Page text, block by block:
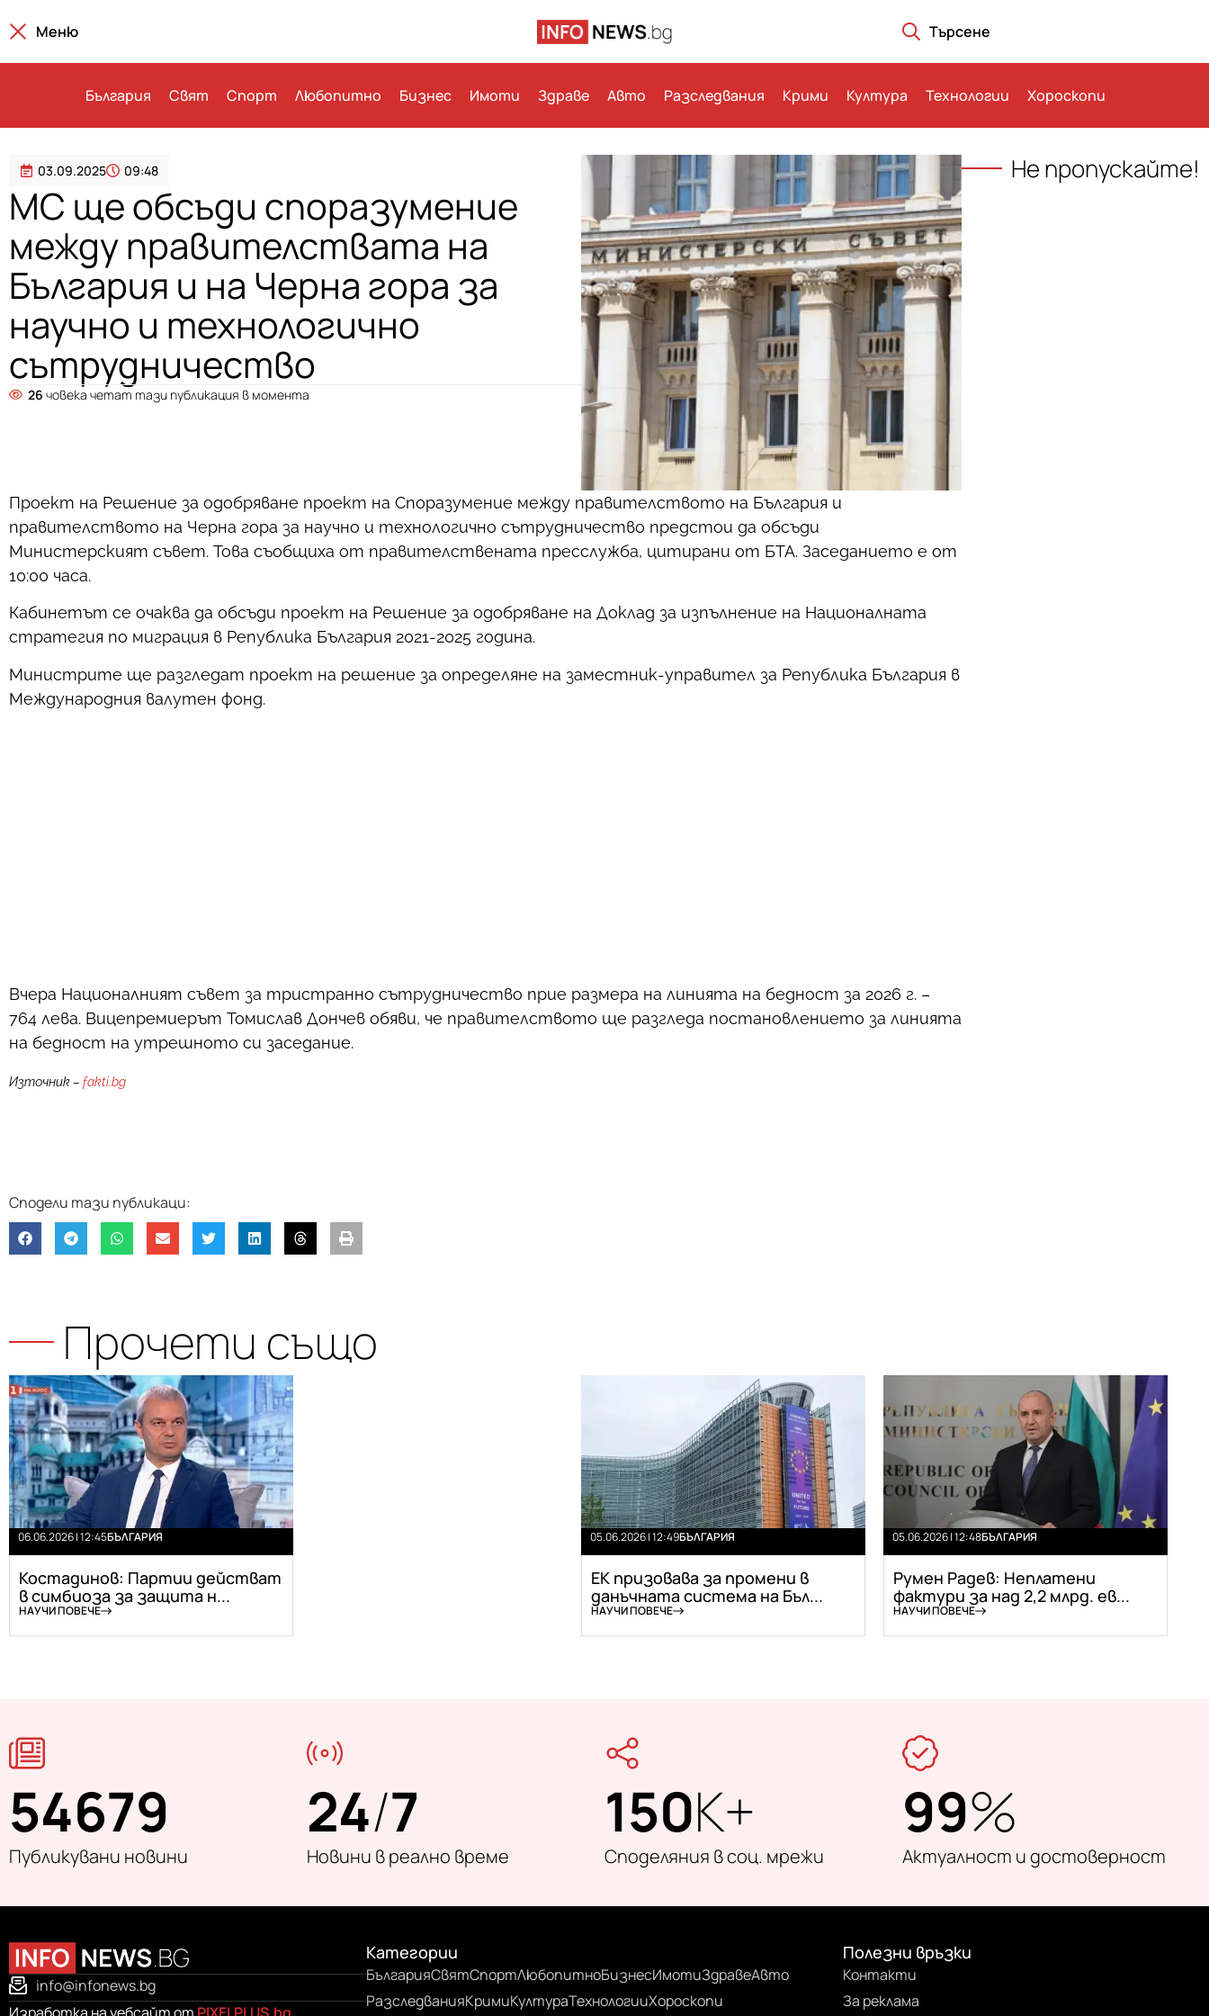
Меню Търсене
България Свят Спорт Любопитно Бизнес Имоти Здраве Авто Разследвания Крими Култура Технологии Хороскопи
03.09.2025 09:48
МС ще обсъди споразумение
между правителствата на
България и на Черна гора за
научно и технологично
сътрудничество
26 човека четат тази публикация в момента
Проект на Решение за одобряване проект на Споразумение между правителството на България и
правителството на Черна гора за научно и технологично сътрудничество предстои да обсъди
Министерският съвет. Това съобщиха от правителствената пресслужба, цитирани от БТА. Заседанието е от
10:00 часа.
Кабинетът се очаква да обсъди проект на Решение за одобряване на Доклад за изпълнение на Националната
стратегия по миграция в Република България 2021-2025 година.
Министрите ще разгледат проект на решение за определяне на заместник-управител за Република България в
Международния валутен фонд.
Вчера Националният съвет за тристранно сътрудничество прие размера на линията на бедност за 2026 г. –
764 лева. Вицепремиерът Томислав Дончев обяви, че правителството ще разгледа постановлението за линията
на бедност на утрешното си заседание.
Източник – fakti.bg
Не пропускайте!
Прочети също
06.06.2026 | 12:45БЪЛГАРИЯ
Костадинов: Партии действат
в симбиоза за защита н...
НАУЧИ ПОВЕЧЕ
05.06.2026 | 12:49БЪЛГАРИЯ
ЕК призовава за промени в
данъчната система на Бъл...
НАУЧИ ПОВЕЧЕ
05.06.2026 | 12:48БЪЛГАРИЯ
Румен Радев: Неплатени
фактури за над 2,2 млрд. ев...
НАУЧИ ПОВЕЧЕ
54679
Публикувани новини
24/7
Новини в реално време
150K+
Споделяния в соц. мрежи
99%
Актуалност и достоверност
info@infonews.bg
Категории
БългарияСвятСпортЛюбопитноБизнесИмотиЗдравеАвто
РазследванияКримиКултураТехнологииХороскопи
Полезни връзки
Контакти
За реклама